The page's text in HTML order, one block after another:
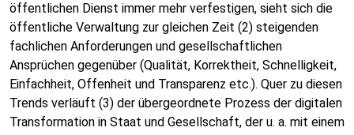
öffentlichen Dienst immer mehr verfestigen, sieht sich die
öffentliche Verwaltung zur gleichen Zeit (2) steigenden
fachlichen Anforderungen und gesellschaftlichen
Ansprüchen gegenüber (Qualität, Korrektheit, Schnelligkeit,
Einfachheit, Offenheit und Transparenz etc.). Quer zu diesen
Trends verläuft (3) der übergeordnete Prozess der digitalen
Transformation in Staat und Gesellschaft, der u. a. mit einem